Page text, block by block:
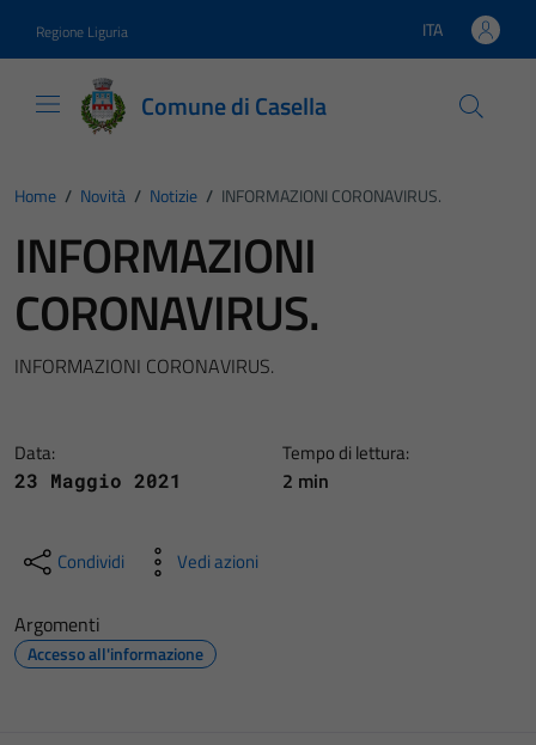
Regione Liguria Lingua attiva:
ITA
Comune di Casella
Home / Novità / Notizie / INFORMAZIONI CORONAVIRUS.
INFORMAZIONI
CORONAVIRUS.
INFORMAZIONI CORONAVIRUS.
Data:
23 Maggio 2021
Tempo di lettura:
2 min
Condividi Vedi azioni
Argomenti
Accesso all'informazione